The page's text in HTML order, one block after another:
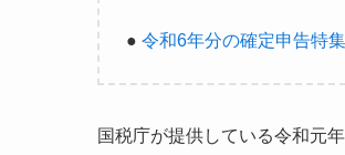
● 令和6年分の確定申告特集
国税庁が提供している令和元